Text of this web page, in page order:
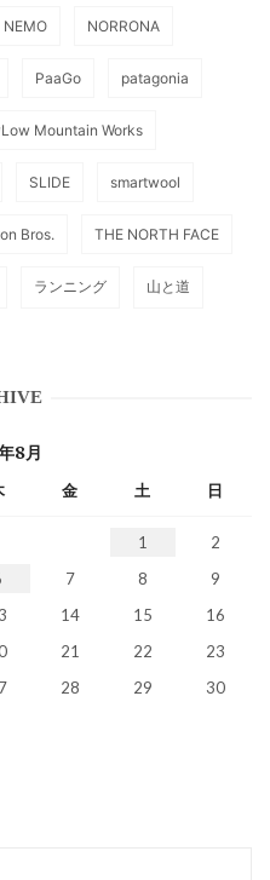
NEMO NORRONA
PaaGo patagonia
Mountain Works
SLIDE smartwool
Bros. THE NORTH FACE
ランニング 山と道
8月
金 土 日
1
2
7 8
9
14 15
16
21 22
23
28 29
30